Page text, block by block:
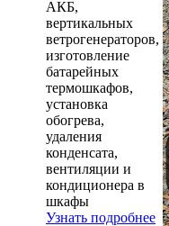
АКБ,
вертикальных
ветрогенераторов,
изготовление
батарейных
термошкафов,
установка
обогрева,
удаления
конденсата,
вентиляции и
кондиционера в
шкафы
Узнать подробнее